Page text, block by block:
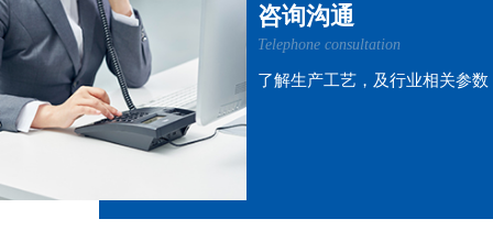
咨询沟通
Telephone consultation
了解生产工艺，及行业相关参数